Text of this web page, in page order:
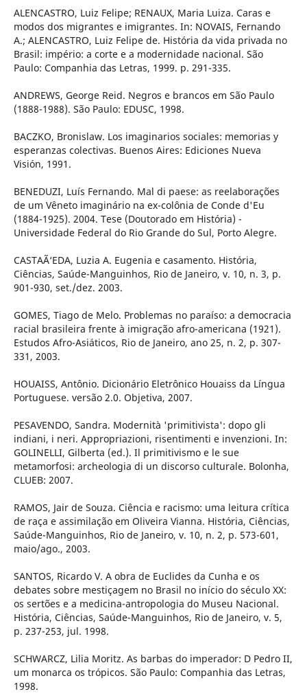
ALENCASTRO, Luiz Felipe; RENAUX, Maria Luiza. Caras e
modos dos migrantes e imigrantes. In: NOVAIS, Fernando
A.; ALENCASTRO, Luiz Felipe de. História da vida privada no
Brasil: império: a corte e a modernidade nacional. São
Paulo: Companhia das Letras, 1999. p. 291-335.
ANDREWS, George Reid. Negros e brancos em São Paulo
(1888-1988). São Paulo: EDUSC, 1998.
BACZKO, Bronislaw. Los imaginarios sociales: memorias y
esperanzas colectivas. Buenos Aires: Ediciones Nueva
Visión, 1991.
BENEDUZI, Luís Fernando. Mal di paese: as reelaborações
de um Vêneto imaginário na ex-colônia de Conde d'Eu
(1884-1925). 2004. Tese (Doutorado em História) -
Universidade Federal do Rio Grande do Sul, Porto Alegre.
CASTAÃ‘EDA, Luzia A. Eugenia e casamento. História,
Ciências, Saúde-Manguinhos, Rio de Janeiro, v. 10, n. 3, p.
901-930, set./dez. 2003.
GOMES, Tiago de Melo. Problemas no paraíso: a democracia
racial brasileira frente à imigração afro-americana (1921).
Estudos Afro-Asiáticos, Rio de Janeiro, ano 25, n. 2, p. 307-
331, 2003.
HOUAISS, Antônio. Dicionário Eletrônico Houaiss da Língua
Portuguese. versão 2.0. Objetiva, 2007.
PESAVENDO, Sandra. Modernità 'primitivista': dopo gli
indiani, i neri. Appropriazioni, risentimenti e invenzioni. In:
GOLINELLI, Gilberta (ed.). Il primitivismo e le sue
metamorfosi: archeologia di un discorso culturale. Bolonha,
CLUEB: 2007.
RAMOS, Jair de Souza. Ciência e racismo: uma leitura crítica
de raça e assimilação em Oliveira Vianna. História, Ciências,
Saúde-Manguinhos, Rio de Janeiro, v. 10, n. 2, p. 573-601,
maio/ago., 2003.
SANTOS, Ricardo V. A obra de Euclides da Cunha e os
debates sobre mestiçagem no Brasil no início do século XX:
os sertões e a medicina-antropologia do Museu Nacional.
História, Ciências, Saúde-Manguinhos, Rio de Janeiro, v. 5,
p. 237-253, jul. 1998.
SCHWARCZ, Lilia Moritz. As barbas do imperador: D Pedro II,
um monarca os trópicos. São Paulo: Companhia das Letras,
1998.